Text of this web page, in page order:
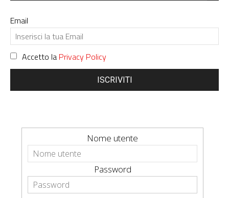
Email
Accetto la Privacy Policy
ISCRIVITI
Nome utente
Password